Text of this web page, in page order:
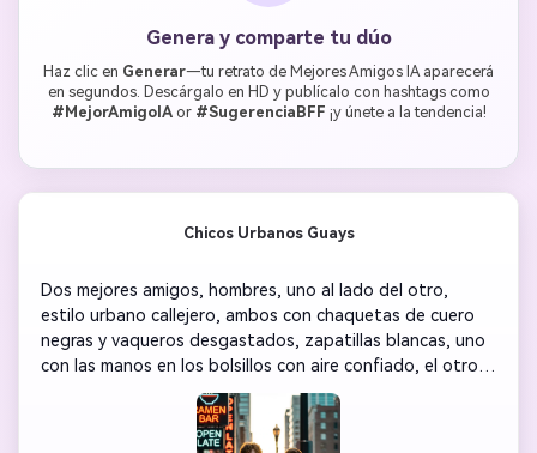
Genera y comparte tu dúo
Haz clic en Generar—tu retrato de Mejores Amigos IA aparecerá
en segundos. Descárgalo en HD y publícalo con hashtags como
#MejorAmigoIAor #SugerenciaBFF ¡y únete a la tendencia!
Chicos Urbanos Guays
Dos mejores amigos, hombres, uno al lado del otro,
estilo urbano callejero, ambos con chaquetas de cuero
negras y vaqueros desgastados, zapatillas blancas, uno
con las manos en los bolsillos con aire confiado, el otro
con los brazos cruzados, peinados deportivos cortos, luz
de atardecer creando efecto de contorno, fondo de
calle urbana desenfocada con letreros de neón, poca